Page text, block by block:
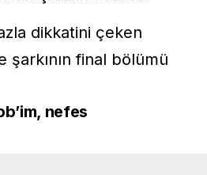
dikkatini çeken
şarkının final bölümü
nefes